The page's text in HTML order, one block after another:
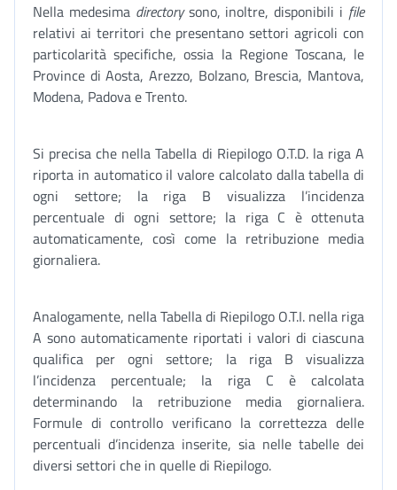
Nella medesima directorysono, inoltre, disponibili i file
relativi ai territori che presentano settori agricoli con
particolarità specifiche, ossia la Regione Toscana, le
Province di Aosta, Arezzo, Bolzano, Brescia, Mantova,
Modena, Padova e Trento.
Si precisa che nella Tabella di Riepilogo O.T.D. la riga A
riporta in automatico il valore calcolato dalla tabella di
ogni settore; la riga B visualizza l’incidenza
percentuale di ogni settore; la riga C è ottenuta
automaticamente, così come la retribuzione media
giornaliera.
Analogamente, nella Tabella di Riepilogo O.T.I. nella riga
A sono automaticamente riportati i valori di ciascuna
qualifica per ogni settore; la riga B visualizza
l’incidenza percentuale; la riga C è calcolata
determinando la retribuzione media giornaliera.
Formule di controllo verificano la correttezza delle
percentuali d’incidenza inserite, sia nelle tabelle dei
diversi settori che in quelle di Riepilogo.